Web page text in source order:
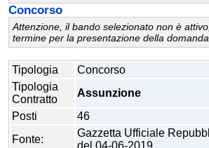
Concorso
Attenzione, il bando selezionato non è
termine per la presentazione della domanda
Tipologia
Concorso
Tipologia
Contratto
Assunzione
Posti
46
Fonte:
Gazzetta Ufficiale
del 04-06-2019